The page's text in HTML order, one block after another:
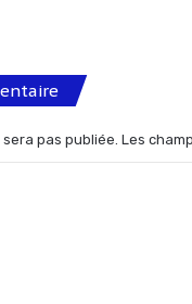
pas publiée. Les